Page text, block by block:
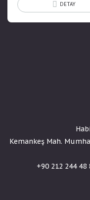
DETAY
Kemankeş Mah.
+90 212 244